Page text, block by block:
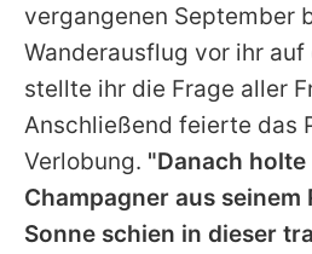
vergangenen September
Wanderausflug vor ihr auf
stellte ihr die Frage aller
Anschließend feierte das
Verlobung. "Danach holte
Champagner aus seinem
Sonne schien in dieser